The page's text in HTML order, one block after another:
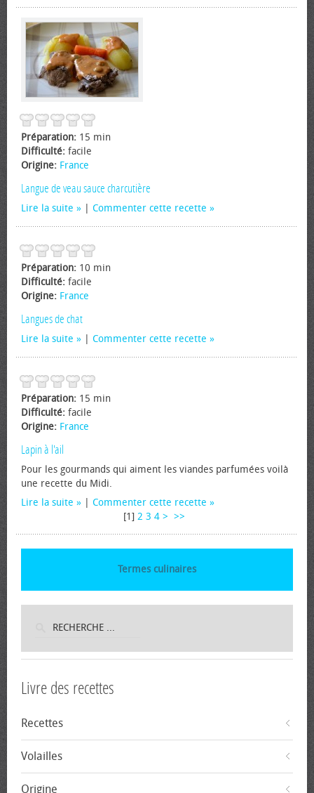
Préparation: 15 min
Difficulté: facile
Origine: France
Langue de veau sauce charcutière
Lire la suite Commenter cette recette
Préparation: 10 min
Difficulté: facile
Origine: France
Langues de chat
Lire la suite Commenter cette recette
Préparation: 15 min
Difficulté: facile
Origine: France
Lapin à l'ail
Pour les gourmands qui aiment les viandes parfumées voilà
une recette du Midi.
Lire la suite
Commenter cette recette
[1] 2 3 4 > >>
Termes culinaires
Livre des recettes
Recettes
Volailles
Origine